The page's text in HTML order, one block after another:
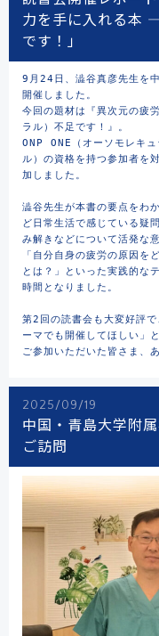
力を手に入れる本
です！」
9月24日、澁谷真彦先生を
開催しました。
今回の題材は『異次元の疲
ラル）不足です！』。
ONP ONE（オーソモレキ
ル）の資格を持つ参加者を
加しました。
澁谷先生が本書の要点をわ
ど日常生活で感じている疑
み解きなどについて活発な
「自分自身の疲労の原因を
とは？」といった実践的な
時間となりました。
第2回の読書会も大変好評
ーマでも開催してほしい」
ご参加いただいた皆さま、
2025/09/19
中国・青島大学附
ご訪問